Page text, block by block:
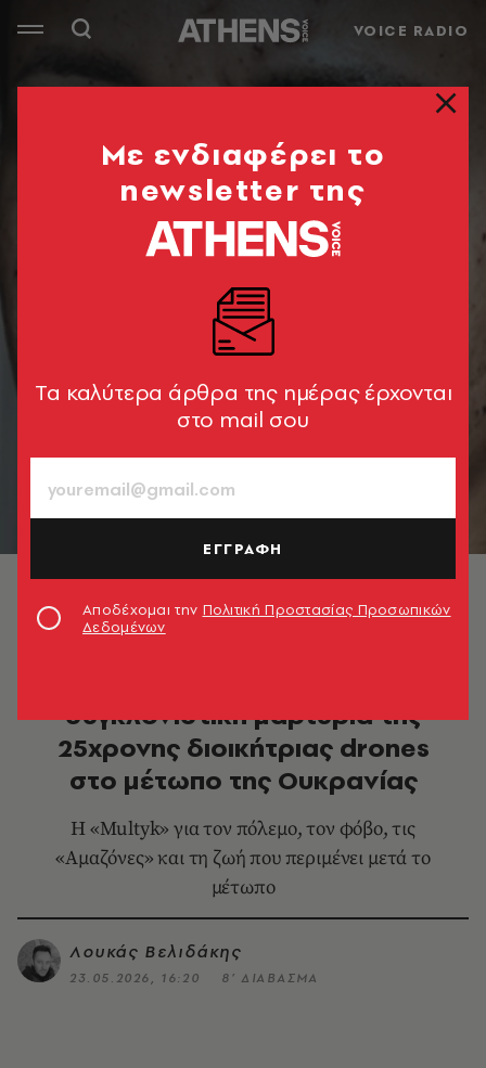
VOICE RADIO
Γιάνα Ζαλέβσκα | Multyk | Une Lettre de l'Est ©
συγκλονιστική μαρτυρία της
25χρονης διοικήτριας drones
στο μέτωπο της Ουκρανίας
Η «Multyk» για τον πόλεμο, τον φόβο, τις
«Αμαζόνες» και τη ζωή που περιμένει μετά το
μέτωπο
Λουκάς Βελιδάκης
23.05.2026, 16:20 8’ ΔΙΑΒΑΣΜΑ
Mε ενδιαφέρει το
newsletter της
Tα καλύτερα άρθρα της ημέρας έρχονται
στο mail σου
ΕΓΓΡΑΦΗ
Αποδέχομαι την Πολιτική Προστασίας Προσωπικών
Δεδομένων